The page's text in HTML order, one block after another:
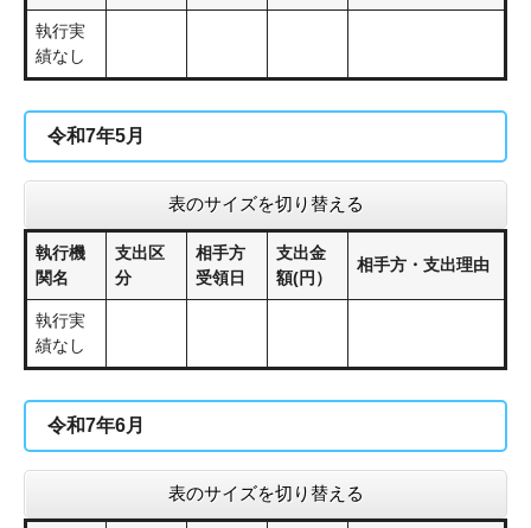
執行実
績なし
令和7年5月
表のサイズを切り替える
執行機
関名
支出区
分
相手方
受領日
支出金
額(円）
相手方・支出理由
執行実
績なし
令和7年6月
表のサイズを切り替える